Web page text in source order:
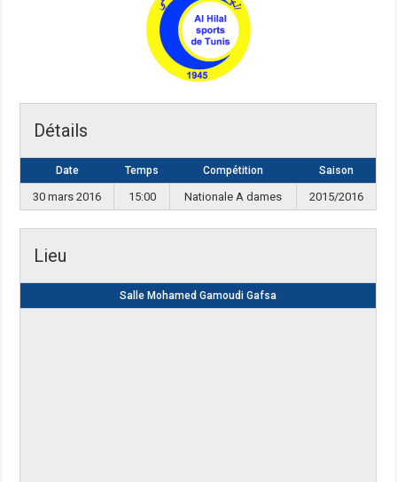
Détails
Date Temps Compétition Saison
30 mars 2016 15:00 Nationale A dames 2015/2016
Lieu
Salle Mohamed Gamoudi Gafsa